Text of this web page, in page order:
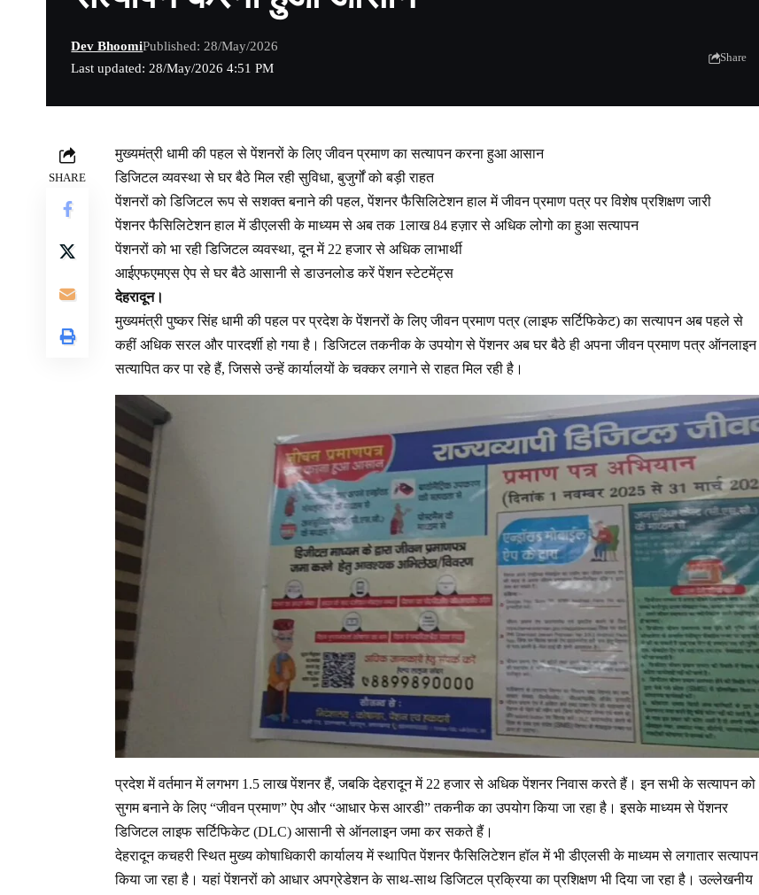
Last updated: 28/May/2026 4:51 PM
Dev BhoomiPublished: 28/May/2026
Share
SHARE
मुख्यमंत्री धामी की पहल से पेंशनरों के लिए जीवन प्रमाण का सत्यापन करना हुआ आसान
डिजिटल व्यवस्था से घर बैठे मिल रही सुविधा, बुजुर्गों को बड़ी राहत
पेंशनरों को डिजिटल रूप से सशक्त बनाने की पहल, पेंशनर फैसिलिटेशन हाल में जीवन प्रमाण पत्र पर विशेष प्रशिक्षण जारी
पेंशनर फैसिलिटेशन हाल में डीएलसी के माध्यम से अब तक 1लाख 84 हज़ार से अधिक लोगो का हुआ सत्यापन
पेंशनरों को भा रही डिजिटल व्यवस्था, दून में 22 हजार से अधिक लाभार्थी
आईएफएमएस ऐप से घर बैठे आसानी से डाउनलोड करें पेंशन स्टेटमेंट्स
देहरादून।
मुख्यमंत्री पुष्कर सिंह धामी की पहल पर प्रदेश के पेंशनरों के लिए जीवन प्रमाण पत्र (लाइफ सर्टिफिकेट) का सत्यापन अब पहले से
कहीं अधिक सरल और पारदर्शी हो गया है। डिजिटल तकनीक के उपयोग से पेंशनर अब घर बैठे ही अपना जीवन प्रमाण पत्र ऑनलाइन
सत्यापित कर पा रहे हैं, जिससे उन्हें कार्यालयों के चक्कर लगाने से राहत मिल रही है।
प्रदेश में वर्तमान में लगभग 1.5 लाख पेंशनर हैं, जबकि देहरादून में 22 हजार से अधिक पेंशनर निवास करते हैं। इन सभी के सत्यापन को
सुगम बनाने के लिए “जीवन प्रमाण” ऐप और “आधार फेस आरडी” तकनीक का उपयोग किया जा रहा है। इसके माध्यम से पेंशनर
डिजिटल लाइफ सर्टिफिकेट (DLC) आसानी से ऑनलाइन जमा कर सकते हैं।
देहरादून कचहरी स्थित मुख्य कोषाधिकारी कार्यालय में स्थापित पेंशनर फैसिलिटेशन हॉल में भी डीएलसी के माध्यम से लगातार सत्यापन
किया जा रहा है। यहां पेंशनरों को आधार अपग्रेडेशन के साथ-साथ डिजिटल प्रक्रिया का प्रशिक्षण भी दिया जा रहा है। उल्लेखनीय